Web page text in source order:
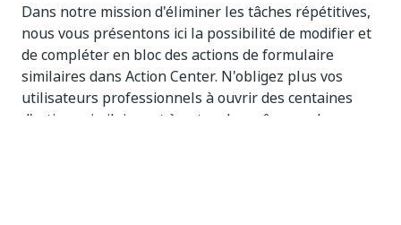
Dans notre mission d'éliminer les tâches répétitives,
nous vous présentons ici la possibilité de modifier et
de compléter en bloc des actions de formulaire
similaires dans Action Center. N'obligez plus vos
utilisateurs professionnels à ouvrir des centaines
d'actions similaires et à entrer les mêmes valeurs, ou